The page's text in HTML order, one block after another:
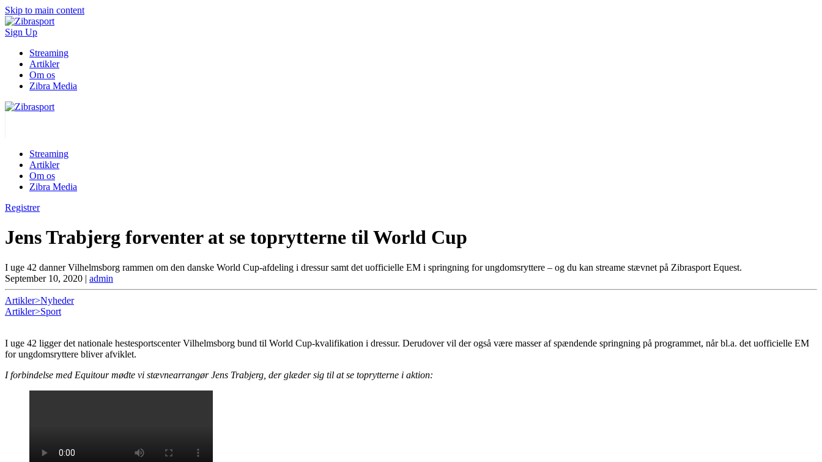
Skip to main content
Sign Up
Streaming
Artikler
Om os
Zibra Media
Streaming
Artikler
Om os
Zibra Media
Registrer
Jens Trabjerg forventer at se toprytterne til World Cup
I uge 42 danner Vilhelmsborg rammen om den danske World Cup-afdeling i dressur samt det uofficielle EM i springning for ungdomsryttere – og du kan streame stævnet på Zibrasport Equest.
September 10, 2020 | admin
Artikler>Nyheder
Artikler>Sport
I uge 42 ligger det nationale hestesportscenter Vilhelmsborg bund til World Cup-kvalifikation i dressur. Derudover vil der også være masser af spændende springning på programmet, når bl.a. det uofficielle EM
for ungdomsryttere bliver afviklet.
I forbindelse med Equitour mødte vi stævnearrangør Jens Trabjerg, der glæder sig til at se toprytterne i aktion: